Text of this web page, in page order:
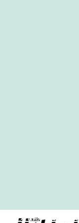
Demo Archief